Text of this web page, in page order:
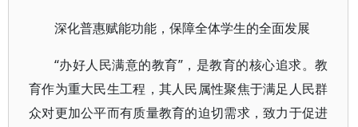
深化普惠赋能功能，保障全体学生的全面发展
“办好人民满意的教育”，是教育的核心追求。教
育作为重大民生工程，其人民属性聚焦于满足人民群
众对更加公平而有质量教育的迫切需求，致力于促进